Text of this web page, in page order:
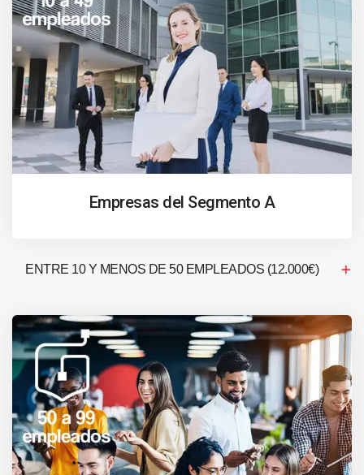
Empresas del Segmento A
ENTRE 10 Y MENOS DE 50 EMPLEADOS (12.000€)